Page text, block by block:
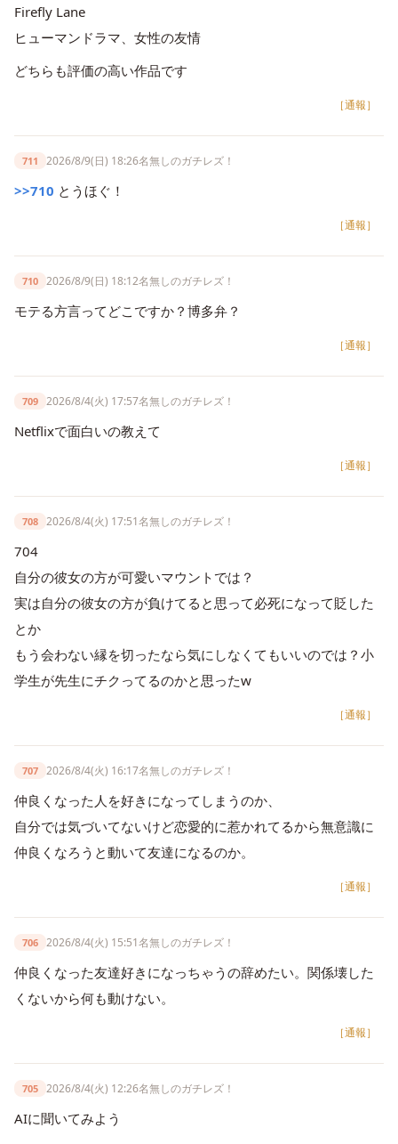
Firefly Lane
ヒューマンドラマ、女性の友情
どちらも評価の高い作品です
［通報］
711 2026/8/9(日) 18:26名無しのガチレズ！
>>710 とうほぐ！
［通報］
710 2026/8/9(日) 18:12名無しのガチレズ！
モテる方言ってどこですか？博多弁？
［通報］
709 2026/8/4(火) 17:57名無しのガチレズ！
Netflixで面白いの教えて
［通報］
708 2026/8/4(火) 17:51名無しのガチレズ！
704
自分の彼女の方が可愛いマウントでは？
実は自分の彼女の方が負けてると思って必死になって貶した
とか
もう会わない縁を切ったなら気にしなくてもいいのでは？小
学生が先生にチクってるのかと思ったw
［通報］
707 2026/8/4(火) 16:17名無しのガチレズ！
仲良くなった人を好きになってしまうのか、
自分では気づいてないけど恋愛的に惹かれてるから無意識に
仲良くなろうと動いて友達になるのか。
［通報］
706 2026/8/4(火) 15:51名無しのガチレズ！
仲良くなった友達好きになっちゃうの辞めたい。関係壊した
くないから何も動けない。
［通報］
705 2026/8/4(火) 12:26名無しのガチレズ！
AIに聞いてみよう